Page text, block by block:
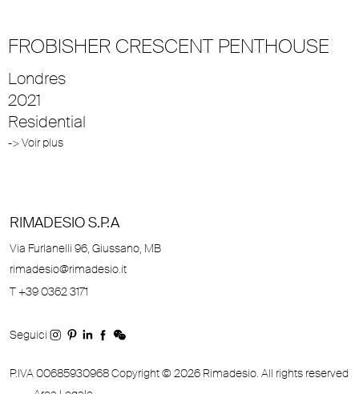
FROBISHER CRESCENT PENTHOUSE
Londres
2021
Residential
-> Voir plus
RIMADESIO S.P.A
Via Furlanelli 96, Giussano, MB
rimadesio@rimadesio.it
T +39 0362 3171
Seguici
P.IVA 00685930968 Copyright © 2026 Rimadesio. All rights reserved